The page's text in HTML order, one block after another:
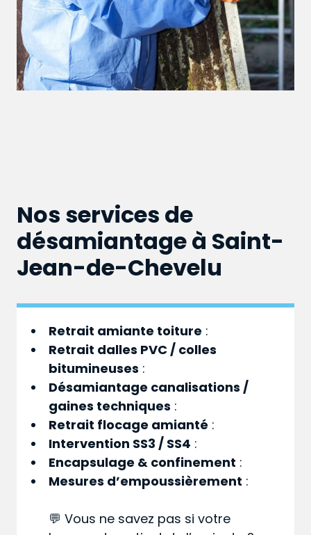
Nos services de
désamiantage à Saint-
Jean-de-Chevelu
Retrait amiante toiture :
Retrait dalles PVC / colles
bitumineuses :
Désamiantage canalisations /
gaines techniques :
Retrait flocage amianté :
Intervention SS3 / SS4 :
Encapsulage & confinement :
Mesures d’empoussièrement :
💬 Vous ne savez pas si votre